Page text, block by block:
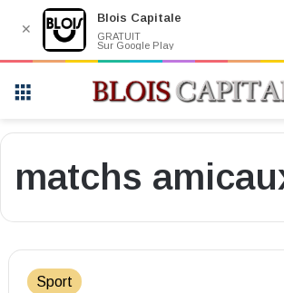
matchs
Sport
✕
Blois Capitale
GRATUIT
Sur Google Play